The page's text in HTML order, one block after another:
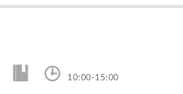
10:00-15:00